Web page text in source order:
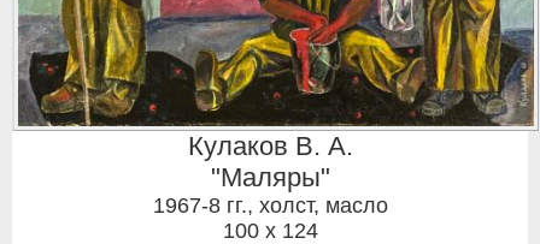
Кулаков В. А.
"Маляры"
1967-8 гг., холст, масло
100 x 124